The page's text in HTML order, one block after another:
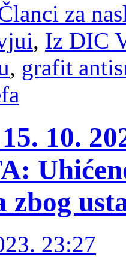
za
, Iz DIC
, grafit
10.
23:27